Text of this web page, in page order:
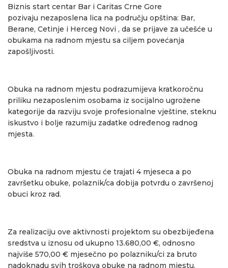
Biznis start centar Bar i Caritas Crne Gore
pozivaju nezaposlena lica na području opština: Bar,
Berane, Cetinje i Herceg Novi , da se prijave za učešće u
obukama na radnom mjestu sa ciljem povećanja
zapošljivosti.
Obuka na radnom mjestu podrazumijeva kratkoročnu
priliku nezaposlenim osobama iz socijalno ugrožene
kategorije da razviju svoje profesionalne vještine, steknu
iskustvo i bolje razumiju zadatke određenog radnog
mjesta.
Obuka na radnom mjestu će trajati 4 mjeseca a po
završetku obuke, polaznik/ca dobija potvrdu o završenoj
obuci kroz rad.
Za realizaciju ove aktivnosti projektom su obezbijeđena
sredstva u iznosu od ukupno 13.680,00 €, odnosno
najviše 570,00 € mjesečno po polazniku/ci za bruto
nadoknadu svih troškova obuke na radnom mjestu.